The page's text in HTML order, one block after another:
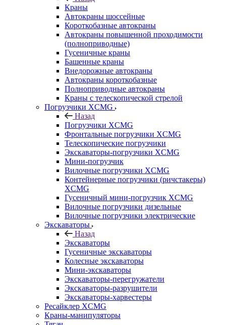
Краны
Автокраны шоссейные
Короткобазные автокраны
Автокраны повышенной проходимости
(полноприводные)
Гусеничные краны
Башенные краны
Внедорожные автокраны
Автокраны короткобазные
Полноприводные автокраны
Краны с телескопической стрелой
Погрузчики XCMG
Назад
Погрузчики XCMG
Фронтальные погрузчики XCMG
Телескопические погрузчики
Экскаваторы-погрузчики XCMG
Мини-погрузчик
Вилочные погрузчики XCMG
Контейнерные погрузчики (ричстакеры)
XCMG
Гусеничный мини-погрузчик XCMG
Вилочные погрузчики дизельные
Вилочные погрузчики электрические
Экскаваторы
Назад
Экскаваторы
Гусеничные экскаваторы
Колесные экскаваторы
Мини-экскаваторы
Экскаваторы-перегружатели
Экскаваторы-разрушители
Экскаваторы-харвестеры
Ресайклер XCMG
Краны-манипуляторы